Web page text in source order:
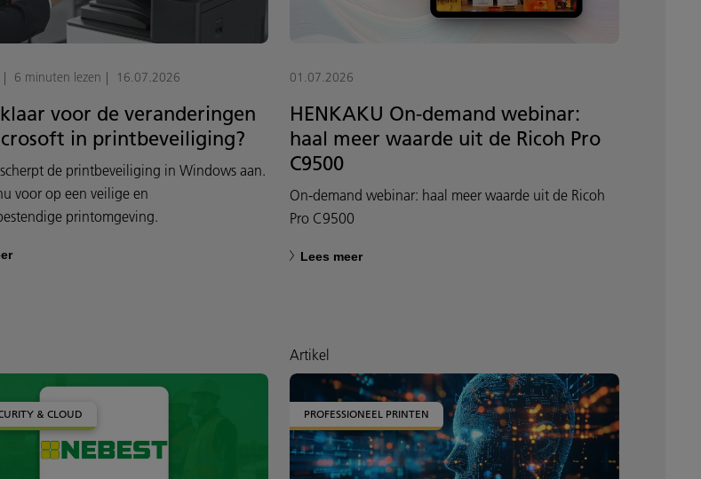
6 minuten lezen 16.07.2026
voor de veranderingen
in printbeveiliging?
de printbeveiliging in Windows aan.
voor op een veilige en
printomgeving.
01.07.2026
HENKAKU On-demand webinar:
haal meer waarde uit de Ricoh Pro
C9500
On-demand webinar: haal meer waarde uit de Ricoh
Pro C9500
Lees meer
& CLOUD
Artikel
PROFESSIONEEL PRINTEN